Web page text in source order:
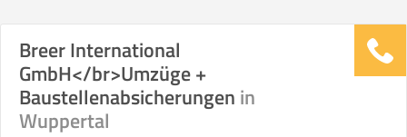
Breer International
GmbH</br>Umzüge +
Baustellenabsicherungen in
Wuppertal